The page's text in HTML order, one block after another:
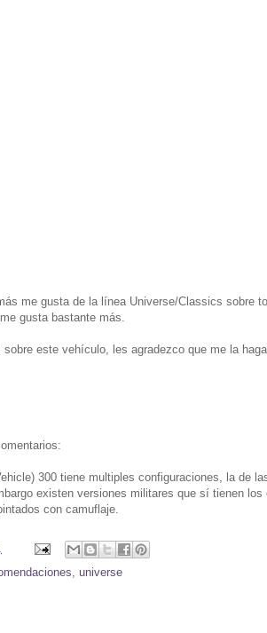
me gusta de la línea Universe/Classics sobre
gusta bastante más.
este vehículo, les agradezco que me la
300 tiene multiples configuraciones, la de
existen versiones militares que sí tienen
con camuflaje.
universe